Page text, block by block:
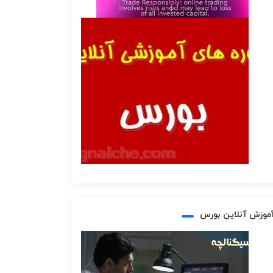
آنلاین بورس